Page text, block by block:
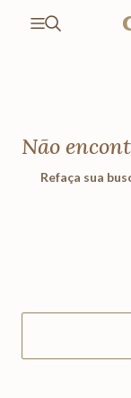
Não
Refaça sua